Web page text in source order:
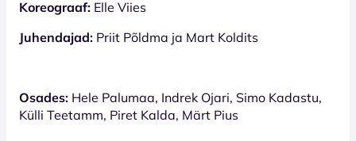
Koreograaf: Elle Viies
Juhendajad: Priit Põldma ja Mart Koldits
Osades: Hele Palumaa, Indrek Ojari, Simo Kadastu,
Külli Teetamm, Piret Kalda, Märt Pius